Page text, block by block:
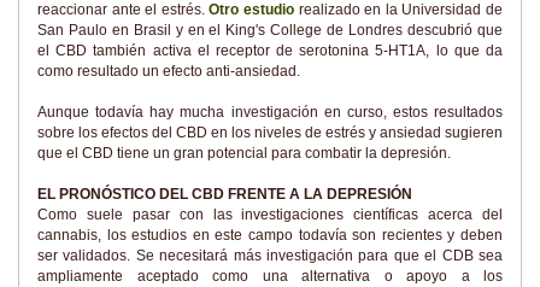
reaccionar ante el estrés.Otro estudio realizado en la Universidad de
San Paulo en Brasil y en el King's College de Londres descubrió que
el CBD también activa el receptor de serotonina 5-HT1A, lo que da
como resultado un efecto anti-ansiedad.
Aunque todavía hay mucha investigación en curso, estos resultados
sobre los efectos del CBD en los niveles de estrés y ansiedad sugieren
que el CBD tiene un gran potencial para combatir la depresión.
EL PRONÓSTICO DEL CBD FRENTE A LA DEPRESIÓN
Como suele pasar con las investigaciones científicas acerca del
cannabis, los estudios en este campo todavía son recientes y deben
ser validados. Se necesitará más investigación para que el CDB sea
ampliamente aceptado como una alternativa o apoyo a los